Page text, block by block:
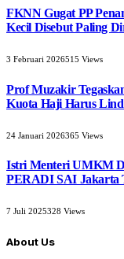
FKNN Gugat PP
Kecil Disebut Paling
3 Februari 2026515 Views
Prof Muzakir
Kuota Haji Harus
24 Januari 2026365 Views
Istri Menteri UMKM
PERADI SAI Jakarta
7 Juli 2025328 Views
About Us